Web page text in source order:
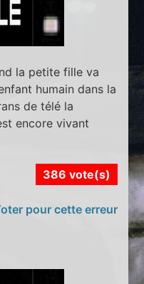
la petite fille va
humain dans la
de télé la
encore vivant
386 vote(s)
pour cette erreur